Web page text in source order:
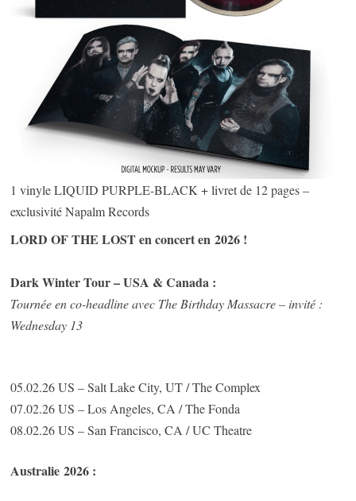
1 vinyle LIQUID PURPLE-BLACK + livret de 12 pages –
exclusivité Napalm Records
LORD OF THE LOST en concert en 2026 !
Dark Winter Tour – USA & Canada :
Tournée en co-headline avec The Birthday Massacre – invité :
Wednesday 13
05.02.26 US – Salt Lake City, UT / The Complex
07.02.26 US – Los Angeles, CA / The Fonda
08.02.26 US – San Francisco, CA / UC Theatre
Australie 2026 :